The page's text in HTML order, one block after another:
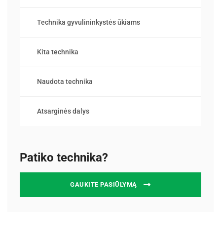
Technika gyvulininkystės ūkiams
Kita technika
Naudota technika
Atsarginės dalys
Patiko technika?
GAUKITE PASIŪLYMĄ